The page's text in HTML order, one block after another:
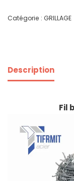
Catégorie : GRILLAGE
Description
Fil